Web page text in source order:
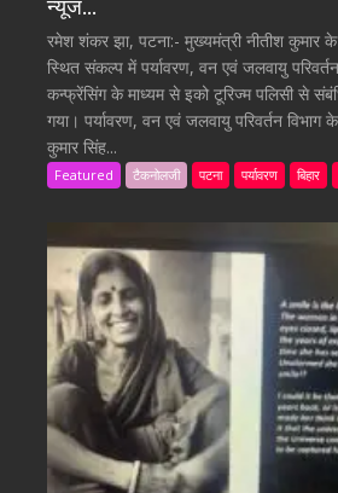
न्यूज…
रमेश शंकर झा, पटना:- मुख्यमंत्री नीतीश कुमार
स्थित संकल्प में पर्यावरण, वन एवं जलवायु परिवर्तन
कन्फ्रेंसिंग के माध्यम से इको टूरिज्म पलिसी से
गया। पर्यावरण, वन एवं जलवायु परिवर्तन विभाग
कुमार सिंह...
Featured टैकनोलजी पटना पर्यावरण बिहार